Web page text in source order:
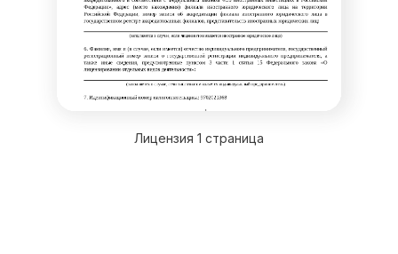
Лицензия 1 страница
Детская нутрициология
О нашем центре